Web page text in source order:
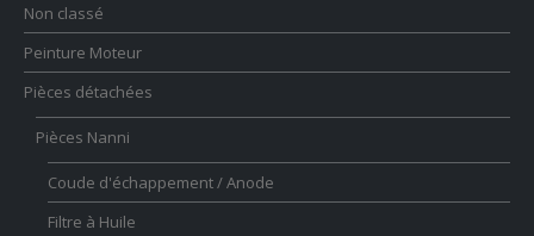
Non classé
Peinture Moteur
Pièces détachées
Pièces Nanni
Coude d'échappement / Anode
Filtre à Huile